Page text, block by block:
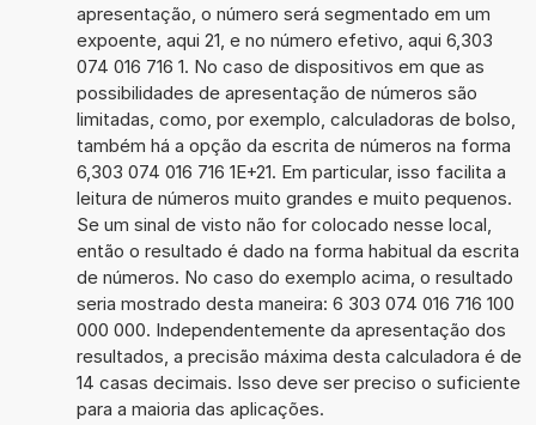
apresentação, o número será segmentado em um
expoente, aqui 21, e no número efetivo, aqui 6,303
074 016 716 1. No caso de dispositivos em que as
possibilidades de apresentação de números são
limitadas, como, por exemplo, calculadoras de bolso,
também há a opção da escrita de números na forma
6,303 074 016 716 1E+21. Em particular, isso facilita a
leitura de números muito grandes e muito pequenos.
Se um sinal de visto não for colocado nesse local,
então o resultado é dado na forma habitual da escrita
de números. No caso do exemplo acima, o resultado
seria mostrado desta maneira: 6 303 074 016 716 100
000 000. Independentemente da apresentação dos
resultados, a precisão máxima desta calculadora é de
14 casas decimais. Isso deve ser preciso o suficiente
para a maioria das aplicações.